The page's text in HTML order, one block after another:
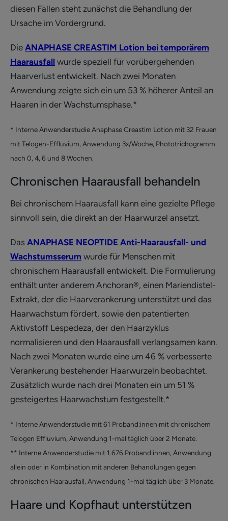
diesen Fällen steht zunächst die Behandlung der
Ursache im Vordergrund.
Die ANAPHASE CREASTIM Lotion bei temporärem
Haarausfall wurde speziell für vorübergehenden
Haarverlust entwickelt. Nach zwei Monaten
Anwendung zeigte sich ein um 53 % höherer Anteil an
Haaren in der Wachstumsphase.*
* Interne Anwenderstudie Anaphase Creastim Lotion mit 32 Frauen
mit Telogen-Effluvium, Anwendung 3x/Woche, Phototrichogramm
nach 0, 4, 6 und 8 Wochen.
Chronischen Haarausfall behandeln
Bei chronischem Haarausfall kann eine gezielte Pflege
sinnvoll sein, die direkt an der Haarwurzel ansetzt.
Das ANAPHASE NEOPTIDE Anti-Haarausfall- und
Wachstumsserum wurde für Menschen mit
chronischem Haarausfall entwickelt. Die Formulierung
enthält unter anderem Anchoran®, einen Mariendistel-
Extrakt, der die Haarverankerung unterstützt und das
Haarwachstum fördert, sowie den patentierten
Aktivstoff Lespedeza, der den Haarzyklus
normalisieren und den Haarausfall verlangsamen kann.
Nach zwei Monaten wurde eine um 46 % verbesserte
Verankerung bestehender Haarwurzeln beobachtet.
Zusätzlich wurde nach drei Monaten ein um 51 %
gesteigertes Haarwachstum festgestellt.*
* Interne Anwenderstudie mit 61 Proband:innen mit chronischem
Telogen Effluvium, Anwendung 1-mal täglich über 2 Monate.
** Interne Anwenderstudie mit 1.676 Proband:innen, Anwendung
allein oder in Kombination mit anderen Behandlungen gegen
chronischen Haarausfall, Anwendung 1-mal täglich über 3 Monate.
Haare und Kopfhaut unterstützen